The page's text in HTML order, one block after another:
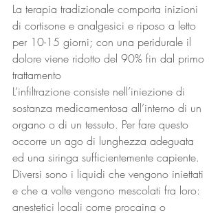
La terapia tradizionale comporta inizioni
di cortisone e analgesici e riposo a letto
per 10-15 giorni; con una peridurale il
dolore viene ridotto del 90% fin dal primo
trattamento
L’infiltrazione consiste nell’iniezione di
sostanza medicamentosa all’interno di un
organo o di un tessuto. Per fare questo
occorre un ago di lunghezza adeguata
ed una siringa sufficientemente capiente.
Diversi sono i liquidi che vengono iniettati
e che a volte vengono mescolati fra loro:
anestetici locali come procaina o